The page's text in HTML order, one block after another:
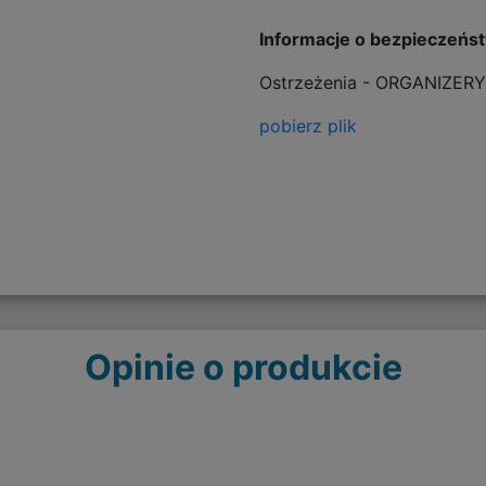
Informacje o
Ostrzeżenia -
pobierz plik
Opinie o produkcie